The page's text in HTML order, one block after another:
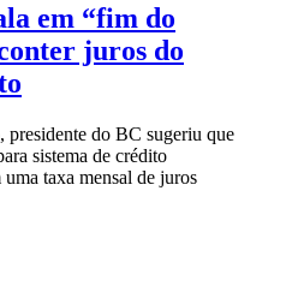
em “fim do
juros do
presidente do BC sugeriu que
sistema de crédito
taxa mensal de juros